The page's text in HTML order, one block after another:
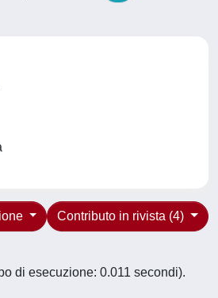
Contributo in rivista (4)
di esecuzione: 0.011 secondi).